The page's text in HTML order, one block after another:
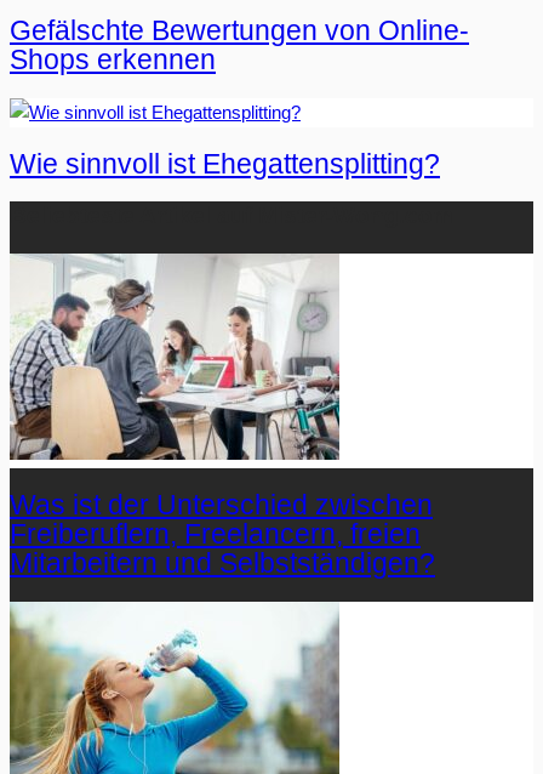
Gefälschte Bewertungen von Online-
Shops erkennen
Wie sinnvoll ist Ehegattensplitting?
Was ist der Unterschied zwischen
Freiberuflern, Freelancern, freien
Mitarbeitern und Selbstständigen?